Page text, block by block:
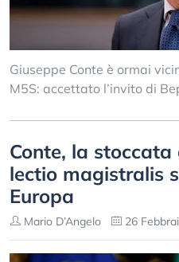
Giuseppe Conte è ormai
M5S: accettato l’invito di
Conte, la
lectio magistralis
Europa
Mario D’Angelo 26